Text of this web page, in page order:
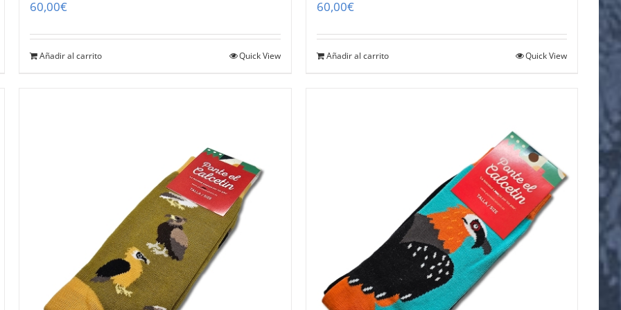
60,00€
Añadir al carrito Quick View
60,00€
Añadir al carrito Quick View